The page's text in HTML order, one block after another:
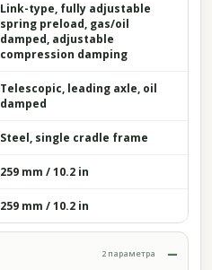
Link-type, fully adjustable
spring preload, gas/oil
damped, adjustable
compression damping
Telescopic, leading axle, oil
damped
Steel, single cradle frame
259 mm / 10.2 in
259 mm / 10.2 in
2 параметра